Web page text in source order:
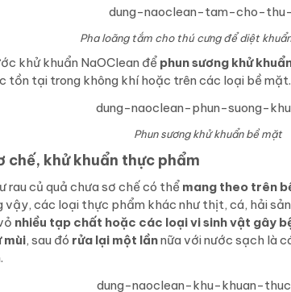
Pha loãng tắm cho thú cưng để diệt
khử khuẩn NaOClean để phun sương khử
tồn tại trong không khí hoặc trên các loại bề mặt.
Phun sương khử khuẩn bề mặt
chế, khử khuẩn thực phẩm
rau củ quả chưa sơ chế có thể mang theo trên
vậy, các loại thực phẩm khác như thịt, cá, hải
nhiều tạp chất hoặc các loại vi sinh vật gây
mùi, sau đó rửa lại một lầnnữa với nước sạch là